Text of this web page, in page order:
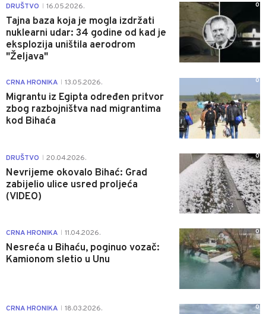
DRUŠTVO 16.05.2026.
Tajna baza koja je mogla izdržati
nuklearni udar: 34 godine od kad je
eksplozija uništila aerodrom
"Željava"
0
CRNA HRONIKA 13.05.2026.
Migrantu iz Egipta određen pritvor
zbog razbojništva nad migrantima
kod Bihaća
0
DRUŠTVO 20.04.2026.
Nevrijeme okovalo Bihać: Grad
zabijelio ulice usred proljeća
(VIDEO)
0
CRNA HRONIKA 11.04.2026.
Nesreća u Bihaću, poginuo vozač:
Kamionom sletio u Unu
0
CRNA HRONIKA 18.03.2026. 0